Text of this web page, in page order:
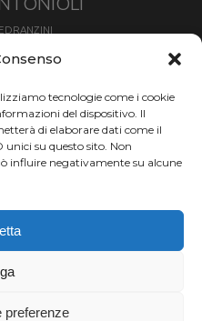
tecnologie come i cookie
del dispositivo. Il
di elaborare dati come il
su questo sito. Non
influire negativamente su alcune
preferenze
SKICROSS
SPRINT
MEZZALAMA
| Privacy |